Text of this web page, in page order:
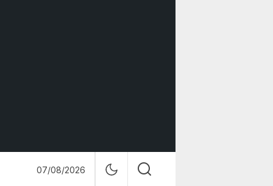
07/08/2026